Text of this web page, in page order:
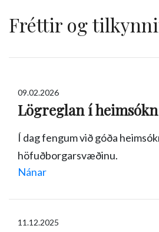
Fréttir og
09.02.2026
Lögreglan í heimsókn
Í dag fengum við góða
höfuðborgarsvæðinu.
Nánar
11.12.2025